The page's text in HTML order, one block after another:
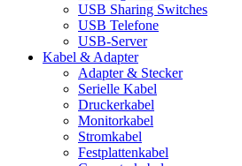
USB Sharing Switches
USB Telefone
USB-Server
Kabel & Adapter
Adapter & Stecker
Serielle Kabel
Druckerkabel
Monitorkabel
Stromkabel
Festplattenkabel